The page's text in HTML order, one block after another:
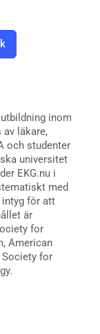
inom
av läkare,
och studenter
universitet
EKG.nu i
med
intyg för att
är
for
American
for